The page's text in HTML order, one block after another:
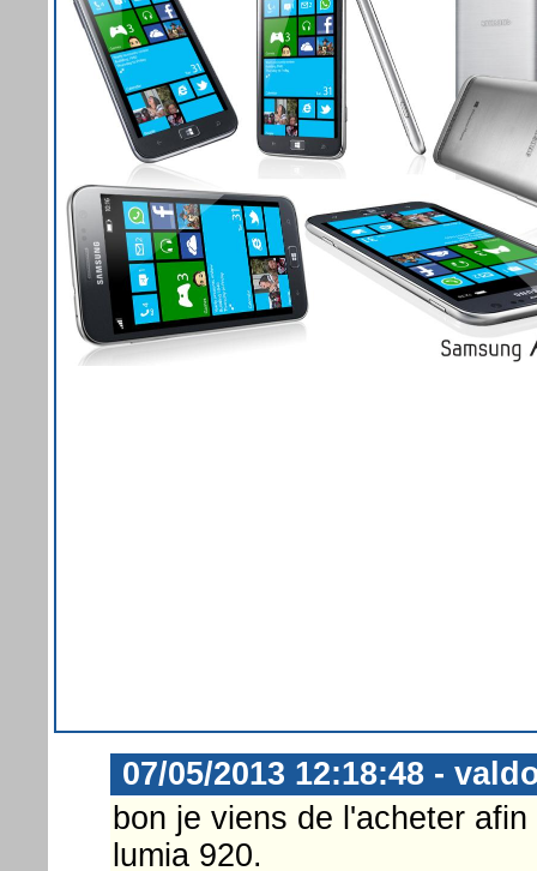
07/05/2013 12:18:48 -
bon je viens de l'acheter
lumia 920.